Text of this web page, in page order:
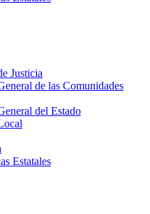
Justicia
de las Comunidades
del Estado
Estatales